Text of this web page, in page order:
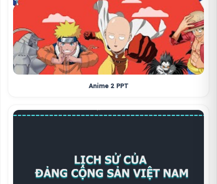
Anime 2 PPT